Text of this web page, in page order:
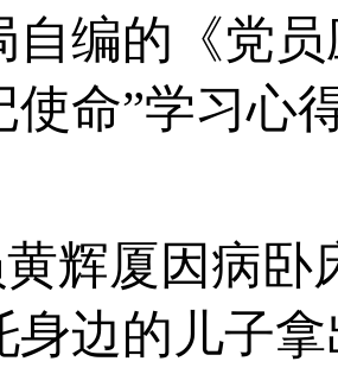
自编的《党
使命”学习心
辉厦因病卧
身边的儿子